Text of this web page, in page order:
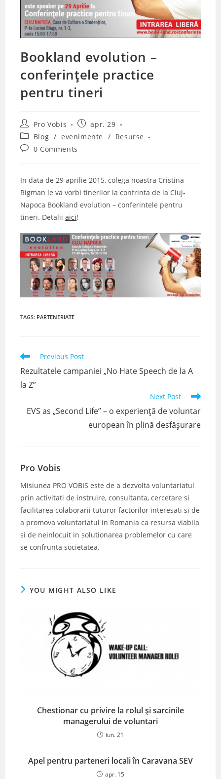
Bookland evolution –
conferințele practice
pentru tineri
Post
author:
Pro Vobis
Post
published:
apr. 29
Post
category:
Blog / evenimente / Resurse
Post0 Comments
In data de 29 aprilie 2015, colega noastra Cristina
Rigman le va vorbi tinerilor la confrinta de la Cluj-
Napoca Bookland evolution – conferintele pentru
tineri. Detaliiaici!
TAGS: PARTENERIATE
Read
articles
Previous Post
Rezultatele campaniei „No Hate Speech de la A
la Z”
Next Post
EVS as „Second Life” – o experiență de voluntar
european în plină desfășurare
Pro Vobis
Misiunea PRO VOBIS este de a dezvolta voluntariatul
prin activitati de instruire, consultanta, cercetare si
facilitarea colaborarii tuturor factorilor interesati si de
a promova voluntariatul in Romania ca resursa viabila
si de neinlocuit in solutionarea problemelor cu care
se confrunta societatea.
YOU MIGHT ALSO LIKE
Chestionar cu privire la rolul și sarcinile
managerului de voluntari
iun. 21
Apel pentru parteneri locali în Caravana SEV
apr. 15